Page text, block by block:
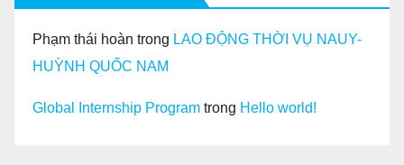
Phạm thái hoàn trong LAO ĐỘNG THỜI VỤ NAUY-
HUỲNH QUỐC NAM
Global Internship Program trong Hello world!